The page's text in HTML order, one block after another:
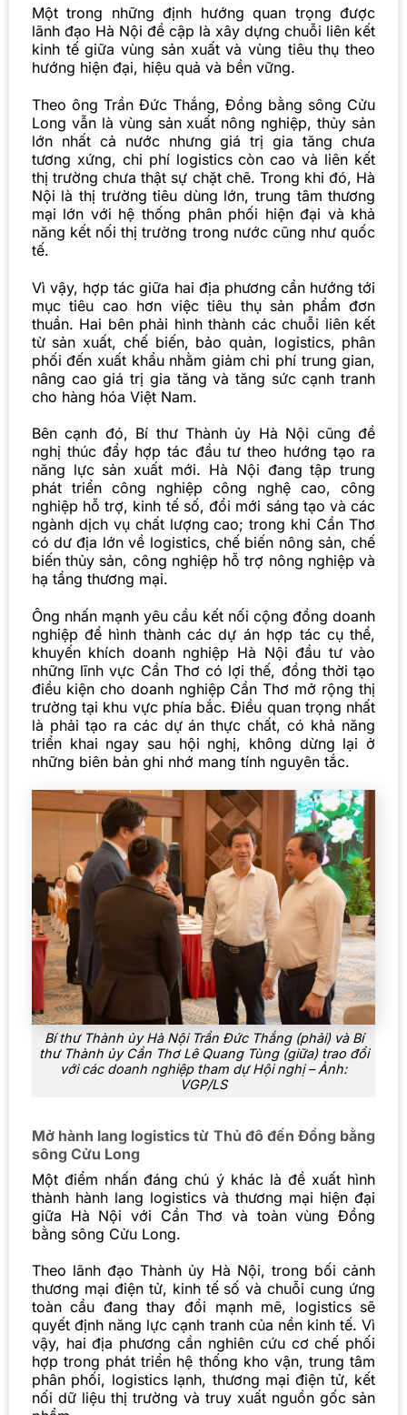
Một trong những định hướng quan trọng được
lãnh đạo Hà Nội đề cập là xây dựng chuỗi liên kết
kinh tế giữa vùng sản xuất và vùng tiêu thụ theo
hướng hiện đại, hiệu quả và bền vững.
Theo ông Trần Đức Thắng, Đồng bằng sông Cửu
Long vẫn là vùng sản xuất nông nghiệp, thủy sản
lớn nhất cả nước nhưng giá trị gia tăng chưa
tương xứng, chi phí logistics còn cao và liên kết
thị trường chưa thật sự chặt chẽ. Trong khi đó, Hà
Nội là thị trường tiêu dùng lớn, trung tâm thương
mại lớn với hệ thống phân phối hiện đại và khả
năng kết nối thị trường trong nước cũng như quốc
tế.
Vì vậy, hợp tác giữa hai địa phương cần hướng tới
mục tiêu cao hơn việc tiêu thụ sản phẩm đơn
thuần. Hai bên phải hình thành các chuỗi liên kết
từ sản xuất, chế biến, bảo quản, logistics, phân
phối đến xuất khẩu nhằm giảm chi phí trung gian,
nâng cao giá trị gia tăng và tăng sức cạnh tranh
cho hàng hóa Việt Nam.
Bên cạnh đó, Bí thư Thành ủy Hà Nội cũng đề
nghị thúc đẩy hợp tác đầu tư theo hướng tạo ra
năng lực sản xuất mới. Hà Nội đang tập trung
phát triển công nghiệp công nghệ cao, công
nghiệp hỗ trợ, kinh tế số, đổi mới sáng tạo và các
ngành dịch vụ chất lượng cao; trong khi Cần Thơ
có dư địa lớn về logistics, chế biến nông sản, chế
biến thủy sản, công nghiệp hỗ trợ nông nghiệp và
hạ tầng thương mại.
Ông nhấn mạnh yêu cầu kết nối cộng đồng doanh
nghiệp để hình thành các dự án hợp tác cụ thể,
khuyến khích doanh nghiệp Hà Nội đầu tư vào
những lĩnh vực Cần Thơ có lợi thế, đồng thời tạo
điều kiện cho doanh nghiệp Cần Thơ mở rộng thị
trường tại khu vực phía bắc. Điều quan trọng nhất
là phải tạo ra các dự án thực chất, có khả năng
triển khai ngay sau hội nghị, không dừng lại ở
những biên bản ghi nhớ mang tính nguyên tắc.
Bí thư Thành ủy Hà Nội Trần Đức Thắng (phải) và Bí
thư Thành ủy Cần Thơ Lê Quang Tùng (giữa) trao đổi
với các doanh nghiệp tham dự Hội nghị – Ảnh:
VGP/LS
Mở hành lang logistics từ Thủ đô đến Đồng bằng
sông Cửu Long
Một điểm nhấn đáng chú ý khác là đề xuất hình
thành hành lang logistics và thương mại hiện đại
giữa Hà Nội với Cần Thơ và toàn vùng Đồng
bằng sông Cửu Long.
Theo lãnh đạo Thành ủy Hà Nội, trong bối cảnh
thương mại điện tử, kinh tế số và chuỗi cung ứng
toàn cầu đang thay đổi mạnh mẽ, logistics sẽ
quyết định năng lực cạnh tranh của nền kinh tế. Vì
vậy, hai địa phương cần nghiên cứu cơ chế phối
hợp trong phát triển hệ thống kho vận, trung tâm
phân phối, logistics lạnh, thương mại điện tử, kết
nối dữ liệu thị trường và truy xuất nguồn gốc sản